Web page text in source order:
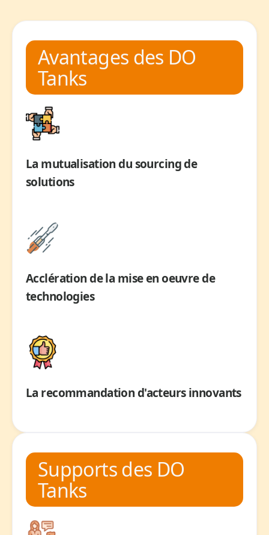
Avantages des DO
Tanks
La mutualisation du sourcing de
solutions
Acclération de la mise en oeuvre de
technologies
La recommandation d'acteurs innovants
Supports des DO
Tanks